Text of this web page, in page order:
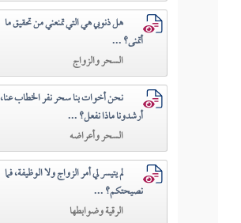
هل ذنوبي هي التي تمنعني من تحقيق ما
أتمنى؟ ...
السحر والزواج
نحن أخوات بنا سحر نفر الخطاب عنا،
أرشدونا ماذا نفعل؟ ...
السحر وأعراضه
لم يتيسر لي أمر الزواج ولا الوظيفة، فما
نصيحتكم؟ ...
الرقية وضوابطها